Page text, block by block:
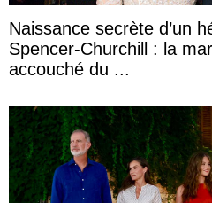
Naissance secrète d’un
Spencer-Churchill : la
accouché du ...